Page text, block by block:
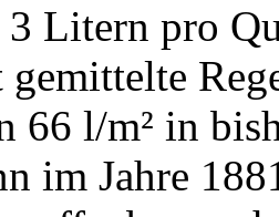
Litern pro
gemittelte
66 l/m² in
im Jahre